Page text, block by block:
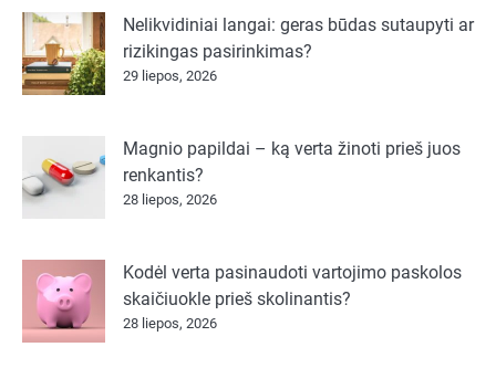
Nelikvidiniai langai: geras būdas sutaupyti ar
rizikingas pasirinkimas?
29 liepos, 2026
Magnio papildai – ką verta žinoti prieš juos
renkantis?
28 liepos, 2026
Kodėl verta pasinaudoti vartojimo paskolos
skaičiuokle prieš skolinantis?
28 liepos, 2026